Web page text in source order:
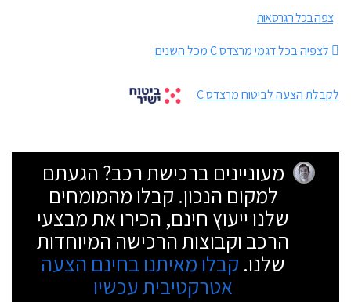
צפה בכל הגרסאות
לצפיה בכל דגמי מרצדס C מכל השנים
לקבלת הצעה לביטוח מרצדס C
מעוניינים ברכישת רכב? הגעתם
למקום הנכון. קבלו מהמומחים
שלנו ייעוץ חינם, הכירו את מבצעי
הרכב וקבוצות הרכישה המיוחדות
שלנו. קבלו מאיתנו בחינם הצעה
אטרקטיבית עכשיו